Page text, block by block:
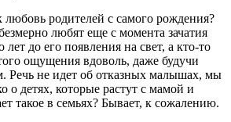
любовь родителей с самого рождения?
любят еще с момента зачатия
лет до его появления на свет, а кто-то
ощущения вдоволь, даже будучи
Речь не идет об отказных малышах, мы
о детях, которые растут с мамой и
такое в семьях? Бывает, к сожалению.